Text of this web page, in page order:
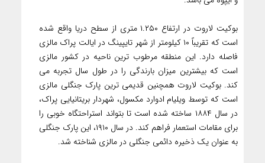
بوکیت لاروت در ارتفاع ۱.۲۵۰ متری از سطح دریا واقع شده
است که تقریباً ۱۰ کیلومتر از شهر تایپینگ در ایالت پراک مالزی
فاصله دارد. این منطقه مرطوب ترین ناحیه در کشور مالزی
است که بیشترین میزان بارندگی را در طول سال تجربه می
کند. بوکیت لاروت همچنین قدیمی ترین پارک جنگلی مالزی
است که توسط ویلیام ادوارد مکسول، شهردار بریتانیایی پراک،
در سال ۱۸۸۴ ساخته شده است تا بتواند استراحتگاه خوبی را
برای مقامات استعمار فراهم کند. در سال ۱۹۱۰، این پارک جنگلی
به عنوان یک ذخیره دائمی جنگلی در مالزی شناخته شد.